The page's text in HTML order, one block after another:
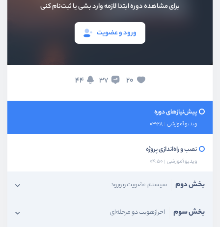
برای مشاهده دوره ابتدا لازمه وارد بشی یا ثبت‌نام کنی
ورود و عضویت
20
37
44
پیش‌نیاز‌های دوره
ویدیو آموزشی 03:28
نصب و راه‌اندازی پروژه
ویدیو آموزشی 04:50
بخش دوم سیستم عضویت و ورود
بخش سوم احرازهویت دو مرحله‌ای